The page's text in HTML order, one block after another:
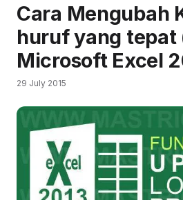
Cara Mengubah
huruf yang tepat
Microsoft Excel
29 July 2015